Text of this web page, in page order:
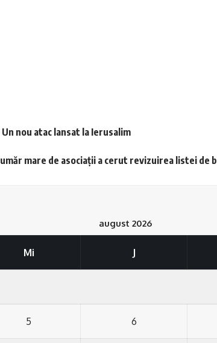
Un nou atac lansat la Ierusalim
mare de asociații a cerut revizuirea listei de
august 2026
Mi J
5 6